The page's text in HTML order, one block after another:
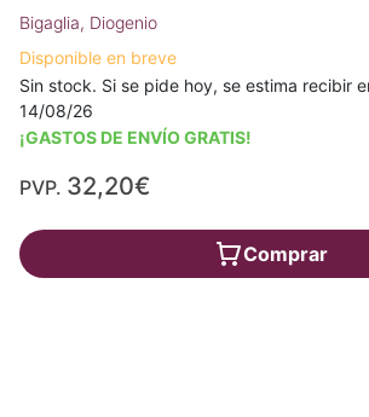
Bigaglia, Diogenio
Disponible en breve
Sin stock. Si se pide hoy, se estima recibir
14/08/26
¡GASTOS DE ENVÍO GRATIS!
PVP. 32,20€
Comprar